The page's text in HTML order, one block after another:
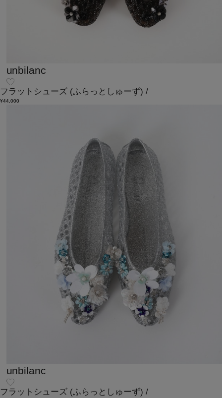
unbilanc
フラットシューズ (ふらっとしゅーず) /
¥44,000
unbilanc
フラットシューズ (ふらっとしゅーず) /